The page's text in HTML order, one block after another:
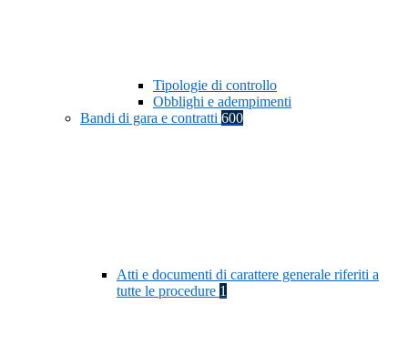
Tipologie di controllo
Obblighi e adempimenti
Bandi di gara e contratti 600
Atti e documenti di carattere generale riferiti a
tutte le procedure 1